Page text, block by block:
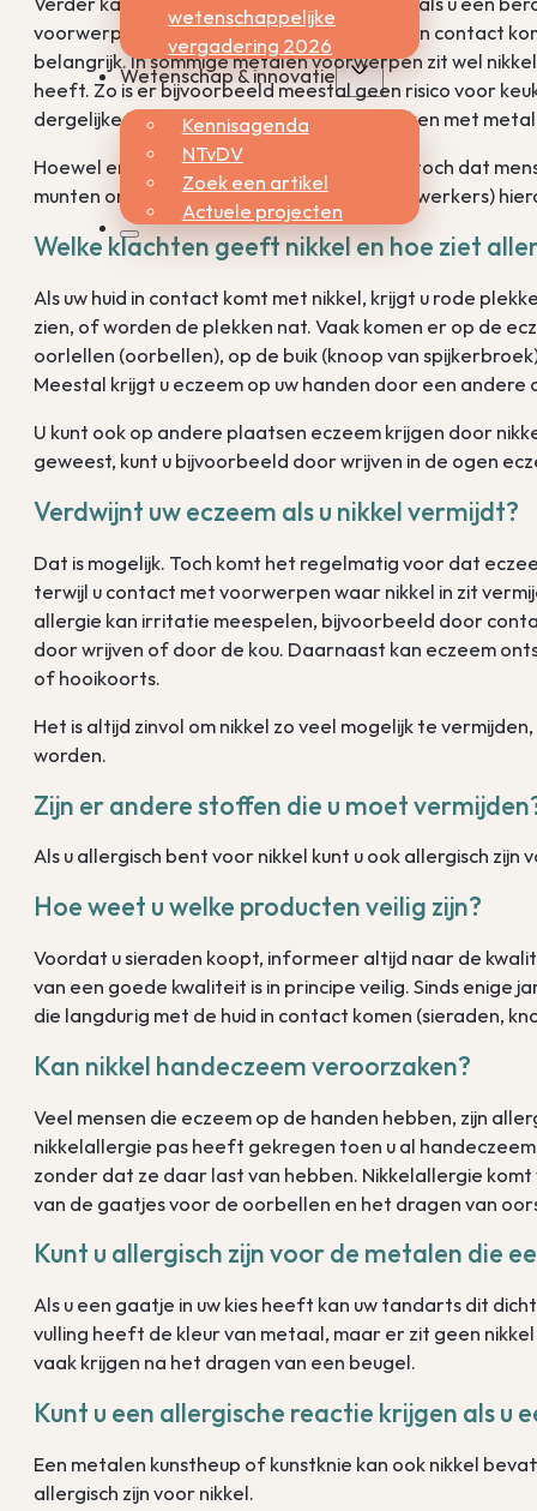
wetenschappelijke
vergadering 2026
Wetenschap & innovatie
Kennisagenda
NTvDV
Zoek een artikel
Actuele projecten
voorwerpen. Hoe vaak en hoe lang uw huid in contact
belangrijk. In sommige metalen voorwerpen zit wel
heeft. Zo is er bijvoorbeeld meestal geen risico voor
dergelijke in aanraking komt, of bij het werken met
Hoewel er in de euromunten nikkel zit, blijkt toch dat
munten omgaan (bijvoorbeeld kassa-medewerkers)
Welke klachten geeft nikkel en hoe ziet
Als uw huid in contact komt met nikkel, krijgt u rode
zien, of worden de plekken nat. Vaak komen er op de
oorlellen (oorbellen), op de buik (knoop van
Meestal krijgt u eczeem op uw handen door een andere
U kunt ook op andere plaatsen eczeem krijgen door
geweest, kunt u bijvoorbeeld door wrijven in de ogen
Verdwijnt uw eczeem als u nikkel vermijdt?
Dat is mogelijk. Toch komt het regelmatig voor dat
terwijl u contact met voorwerpen waar nikkel in zit
allergie kan irritatie meespelen, bijvoorbeeld door
door wrijven of door de kou. Daarnaast kan eczeem
of hooikoorts.
Het is altijd zinvol om nikkel zo veel mogelijk te
worden.
Zijn er andere stoffen die u moet
Als u allergisch bent voor nikkel kunt u ook allergisch zijn
Hoe weet u welke producten veilig zijn?
Voordat u sieraden koopt, informeer altijd naar de
van een goede kwaliteit is in principe veilig. Sinds
die langdurig met de huid in contact komen (sieraden,
Kan nikkel handeczeem veroorzaken?
Veel mensen die eczeem op de handen hebben, zijn
nikkelallergie pas heeft gekregen toen u al
zonder dat ze daar last van hebben. Nikkelallergie
van de gaatjes voor de oorbellen en het dragen van
Kunt u allergisch zijn voor de metalen die
Als u een gaatje in uw kies heeft kan uw tandarts dit
vulling heeft de kleur van metaal, maar er zit geen
vaak krijgen na het dragen van een beugel.
Kunt u een allergische reactie krijgen als
Een metalen kunstheup of kunstknie kan ook nikkel
allergisch zijn voor nikkel.